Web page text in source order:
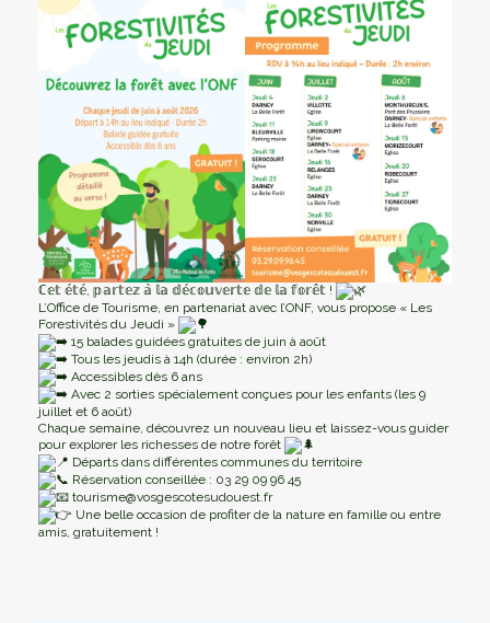
ℂ𝕖𝕥 𝕖́𝕥𝕖́, 𝕡𝕒𝕣𝕥𝕖𝕫 𝕒̀ 𝕝𝕒 𝕕𝕖́𝕔𝕠𝕦𝕧𝕖𝕣𝕥𝕖 𝕕𝕖 𝕝𝕒 𝕗𝕠𝕣𝕖̂𝕥 !
L’Office de Tourisme, en partenariat avec l’ONF, vous propose « Les
Forestivités du Jeudi »
15 balades guidées gratuites de juin à août
Tous les jeudis à 14h (durée : environ 2h)
Accessibles dès 6 ans
Avec 2 sorties spécialement conçues pour les enfants (les 9
juillet et 6 août)
Chaque semaine, découvrez un nouveau lieu et laissez-vous guider
pour explorer les richesses de notre forêt
Départs dans différentes communes du territoire
Réservation conseillée : 03 29 09 96 45
tourisme@vosgescotesudouest.fr
Une belle occasion de profiter de la nature en famille ou entre
amis, gratuitement !